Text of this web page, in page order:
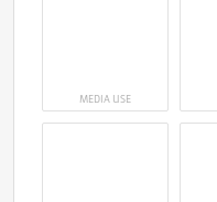
MEDIA USE